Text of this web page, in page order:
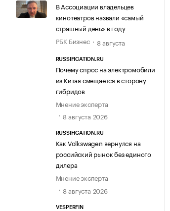
В Ассоциации владельцев
кинотеатров назвали «самый
страшный день» в году
РБК Бизнес
8 августа
RUSSIFICATION.RU
Почему спрос на электромобили
из Китая смещается в сторону
гибридов
Мнение эксперта
8 августа 2026
RUSSIFICATION.RU
Как Volkswagen вернулся на
российский рынок без единого
дилера
Мнение эксперта
8 августа 2026
VESPERFIN